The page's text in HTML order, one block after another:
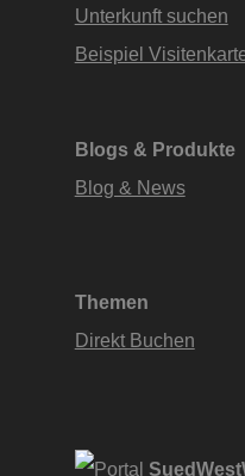
Unterkunft suchen
Beispiel
Blogs & Produkte
Blog & News
Themen
Direkt Buchen